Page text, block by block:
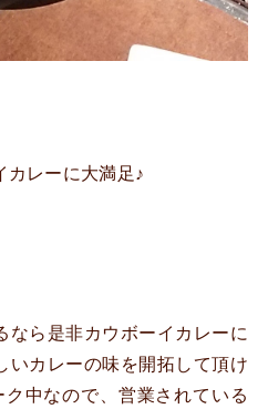
カレーに大満足♪
なら是非カウボーイカレーに
いカレーの味を開拓して頂け
中なので、営業されている